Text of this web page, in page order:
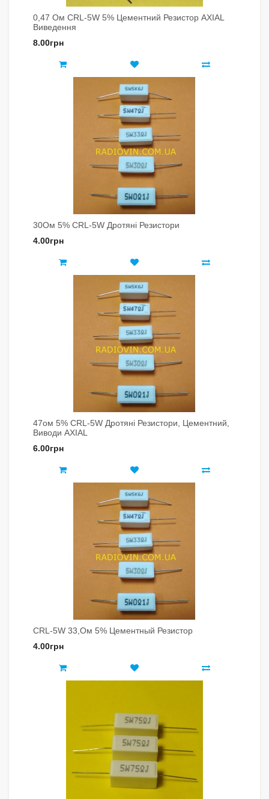
0,47 Ом CRL-5W 5% Цементний Резистор AXIAL
Виведення
8.00грн
30Ом 5% CRL-5W Дротяні Резистори
4.00грн
47ом 5% CRL-5W Дротяні Резистори, Цементний,
Виводи AXIAL
6.00грн
CRL-5W 33,ом 5% Цементный Резистор
4.00грн